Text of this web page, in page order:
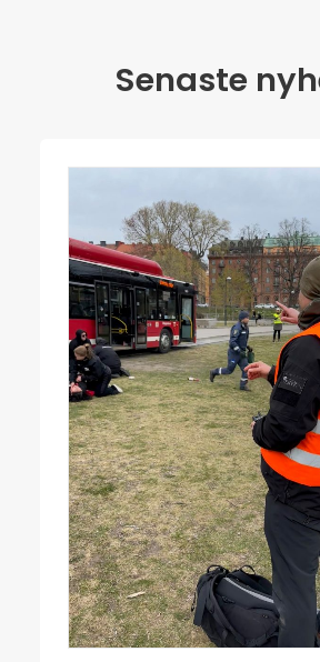
Senaste